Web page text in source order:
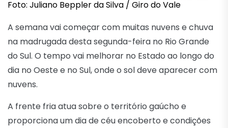
Foto: Juliano Beppler da Silva / Giro do Vale
A semana vai começar com muitas nuvens e chuva
na madrugada desta segunda-feira no Rio Grande
do Sul. O tempo vai melhorar no Estado ao longo do
dia no Oeste e no Sul, onde o sol deve aparecer com
nuvens.
A frente fria atua sobre o território gaúcho e
proporciona um dia de céu encoberto e condições